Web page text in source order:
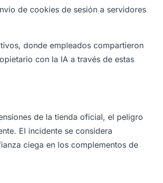
de cookies de sesión a servidores
donde empleados compartieron
con la IA a través de estas
de la tienda oficial, el peligro
El incidente se considera
ciega en los complementos de